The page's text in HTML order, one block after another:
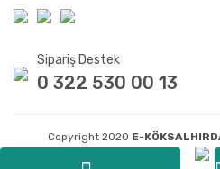
Sipariş Destek
0 322 530 00 13
Copyright 2020 E-